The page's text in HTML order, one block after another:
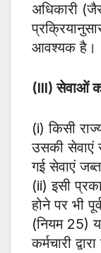
अधिकारी
आवश्यक है।
(III) सेवाओं
(i) किसी
उसकी सेवाएं
गई सेवाएं
(ii) इसी
होने पर भी
(नियम 25)
कर्मचारी